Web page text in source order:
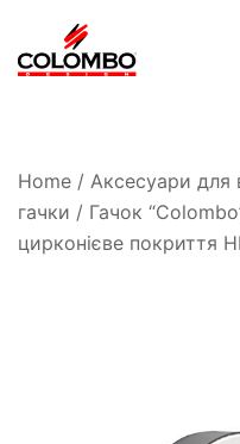
Home / Аксесуари для
гачки / Гачок
цирконієве покриття